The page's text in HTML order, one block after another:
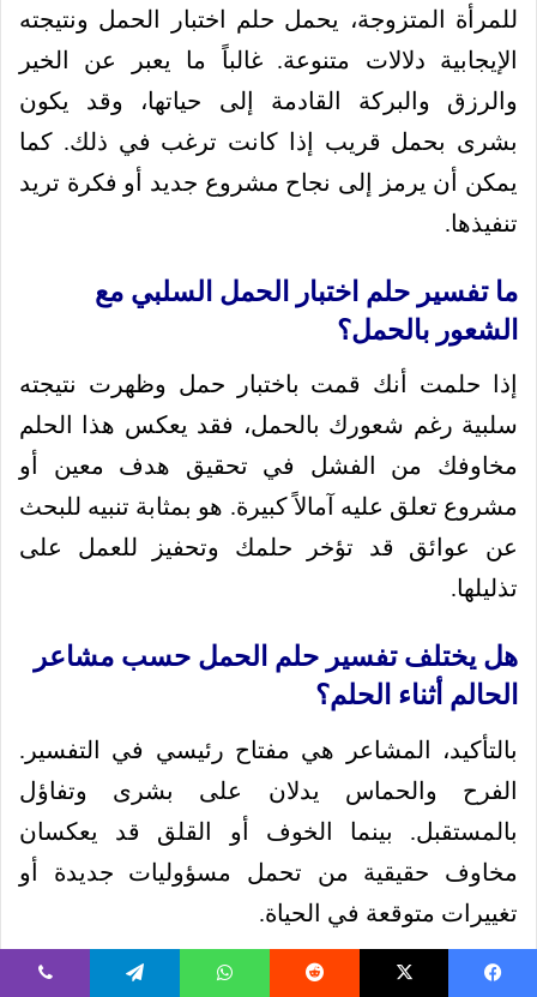
للمرأة المتزوجة، يحمل حلم اختبار الحمل ونتيجته
الإيجابية دلالات متنوعة. غالباً ما يعبر عن الخير
والرزق والبركة القادمة إلى حياتها، وقد يكون
بشرى بحمل قريب إذا كانت ترغب في ذلك. كما
يمكن أن يرمز إلى نجاح مشروع جديد أو فكرة تريد
تنفيذها.
ما تفسير حلم اختبار الحمل السلبي مع
الشعور بالحمل؟
إذا حلمت أنك قمت باختبار حمل وظهرت نتيجته
سلبية رغم شعورك بالحمل، فقد يعكس هذا الحلم
مخاوفك من الفشل في تحقيق هدف معين أو
مشروع تعلق عليه آمالاً كبيرة. هو بمثابة تنبيه للبحث
عن عوائق قد تؤخر حلمك وتحفيز للعمل على
تذليلها.
هل يختلف تفسير حلم الحمل حسب مشاعر
الحالم أثناء الحلم؟
بالتأكيد، المشاعر هي مفتاح رئيسي في التفسير.
الفرح والحماس يدلان على بشرى وتفاؤل
بالمستقبل. بينما الخوف أو القلق قد يعكسان
مخاوف حقيقية من تحمل مسؤوليات جديدة أو
تغييرات متوقعة في الحياة.
ماذا يعني أن يحلم الرجل بأنه حامل؟